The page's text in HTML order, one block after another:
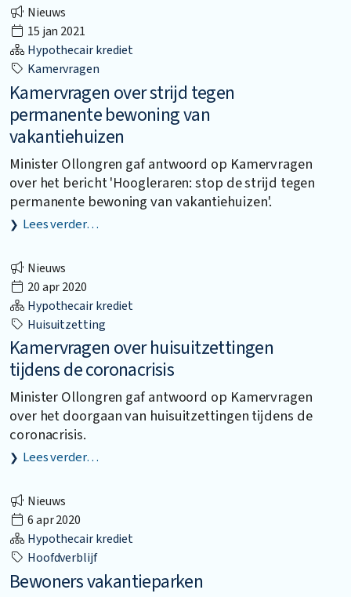
Nieuws
15 jan 2021
Hypothecair krediet
Kamervragen
Kamervragen over strijd tegen
permanente bewoning van
vakantiehuizen
Minister Ollongren gaf antwoord op Kamervragen
over het bericht 'Hoogleraren: stop de strijd tegen
permanente bewoning van vakantiehuizen'.
Lees verder…
Nieuws
20 apr 2020
Hypothecair krediet
Huisuitzetting
Kamervragen over huisuitzettingen
tijdens de coronacrisis
Minister Ollongren gaf antwoord op Kamervragen
over het doorgaan van huisuitzettingen tijdens de
coronacrisis.
Lees verder…
Nieuws
6 apr 2020
Hypothecair krediet
Hoofdverblijf
Bewoners vakantieparken